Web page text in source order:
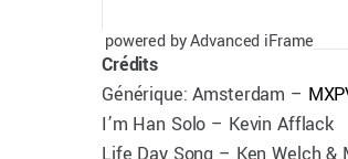
powered by Advanced iFrame
Crédits
Générique: Amsterdam –
I’m Han Solo – Kevin Afflack